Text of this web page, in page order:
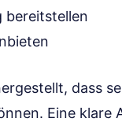
dass
Eine klare